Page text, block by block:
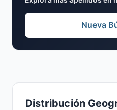
Distribución
Nueva